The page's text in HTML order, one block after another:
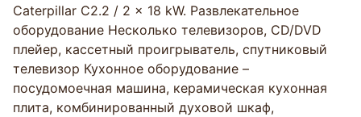
Caterpillar C2.2 / 2 x 18 kW. Развлекательное
оборудование Несколько телевизоров, CD/DVD
плейер, кассетный проигрыватель, спутниковый
телевизор Кухонное оборудование –
посудомоечная машина, керамическая кухонная
плита, комбинированный духовой шкаф,